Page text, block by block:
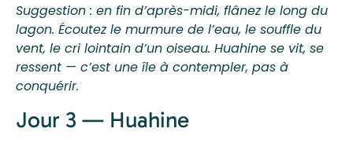
Suggestion : en fin d’après-midi, flânez le long du
lagon. Écoutez le murmure de l’eau, le souffle du
vent, le cri lointain d’un oiseau. Huahine se vit, se
ressent — c’est une île à contempler, pas à
conquérir.
Jour 3 — Huahine